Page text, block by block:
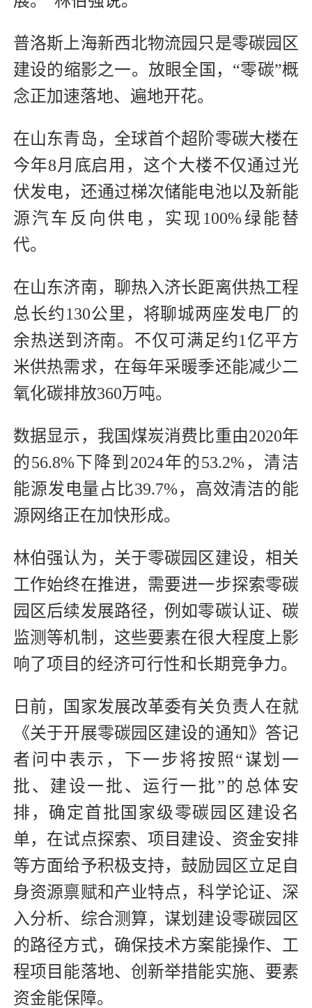
普洛斯上海新西北物流园只是零碳园区
建设的缩影之一。放眼全国，“零碳”概
念正加速落地、遍地开花。
在山东青岛，全球首个超阶零碳大楼在
今年8月底启用，这个大楼不仅通过光
伏发电，还通过梯次储能电池以及新能
源汽车反向供电，实现100%绿能替
代。
在山东济南，聊热入济长距离供热工程
总长约130公里，将聊城两座发电厂的
余热送到济南。不仅可满足约1亿平方
米供热需求，在每年采暖季还能减少二
氧化碳排放360万吨。
数据显示，我国煤炭消费比重由2020年
的56.8%下降到2024年的53.2%，清洁
能源发电量占比39.7%，高效清洁的能
源网络正在加快形成。
林伯强认为，关于零碳园区建设，相关
工作始终在推进，需要进一步探索零碳
园区后续发展路径，例如零碳认证、碳
监测等机制，这些要素在很大程度上影
响了项目的经济可行性和长期竞争力。
日前，国家发展改革委有关负责人在就
《关于开展零碳园区建设的通知》答记
者问中表示，下一步将按照“谋划一
批、建设一批、运行一批”的总体安
排，确定首批国家级零碳园区建设名
单，在试点探索、项目建设、资金安排
等方面给予积极支持，鼓励园区立足自
身资源禀赋和产业特点，科学论证、深
入分析、综合测算，谋划建设零碳园区
的路径方式，确保技术方案能操作、工
程项目能落地、创新举措能实施、要素
资金能保障。